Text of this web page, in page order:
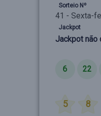
Sorteio Nº
41 - Sexta-
Jackpot
Jackpot não
6 22
5 8